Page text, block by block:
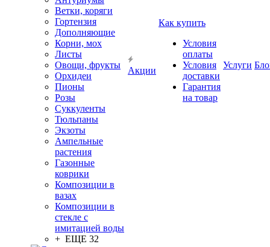
Ветки, коряги
Гортензия
Дополняющие
Корни, мох
Листы
Овощи, фрукты
Орхидеи
Пионы
Розы
Суккуленты
Тюльпаны
Экзоты
Ампельные
растения
Газонные
коврики
Композиции в
вазах
Композиции в
стекле с
имитацией воды
+ ЕЩЕ 32
Акции
Как купить
Условия
оплаты
Условия
доставки
Гарантия
на товар
Услуги